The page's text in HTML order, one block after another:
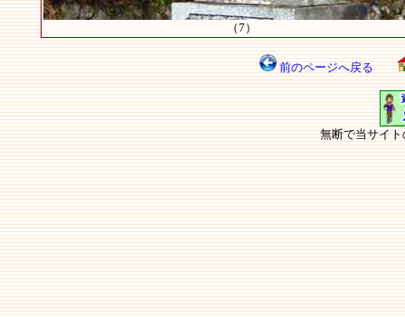
（7）
前のページへ戻る
無断で当サイ